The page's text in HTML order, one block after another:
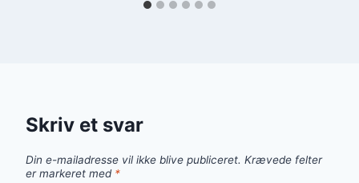
Skriv et svar
Din e-mailadresse vil ikke blive publiceret. Krævede felter
er markeret med *